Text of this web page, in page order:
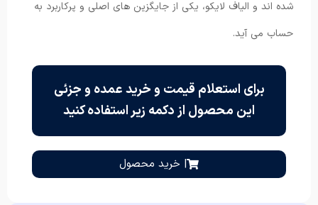
شده اند و الیاف لایکو، یکی از جایگزین های اصلی و پرکاربرد به
حساب می آید.
برای استعلام قیمت و خرید عمده و جزئی
این محصول از دکمه زیر استفاده کنید
| خرید محصول